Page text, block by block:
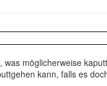
möglicherweise
kann, falls es